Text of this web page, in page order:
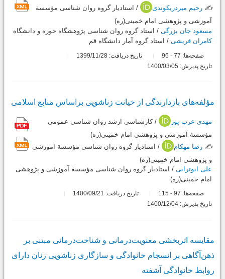
✍️ رحیم میردریکوندی
/ استادیار گروه روان شناسی مؤسسة
آموزشی و پژوهشی امام خمینی(ره)
مسعود جان بزرگی / استاد گروه روان شناسی پژوهشگاه حوزه و دانشگاه
کامران قریشی / استاد گروه آمار دانشگاه قم
صفحه‌ها: 77
-
تاریخ دریافت: 1399/11/28
تاریخ پذیرش: 1400/03/05
مؤلفه‌های بازدارند‌گی از خیانت زناشویی براساس منابع اسلامی
مهدی عرب پور
/ کارشناسی ارشد روان شناسی عمومی
مؤسسة آموزشی و پژوهشی امام خمینی(ره)
✍️ رضا مهکام
/ استادیار گروه روان شناسی مؤسسة آموزشی
و پژوهشی امام خمینی(ره)
علی ابوترابی / استادیار گروه روان شناسی مؤسسة آموزشی و پژوهشی
امام خمینی(ره)
صفحه‌ها: 97
-
تاریخ دریافت: 1400/09/21
تاریخ پذیرش: 1400/12/04
مقایسه اثربخشی معنویت‌درمانی و شناخت‌درمانی مبتنی بر
ذهن‌آگاهی بر انسجام خانوادگی و سازگاری زناشویی زنان دارای
روابط خانوادگی آشفته